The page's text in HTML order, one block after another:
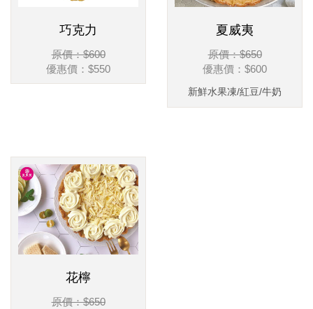
巧克力
原價：$600
優惠價： $550
夏威夷
原價：$650
優惠價： $600
新鮮水果凍/紅豆/牛奶
花檸
原價：$650